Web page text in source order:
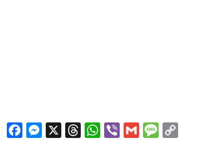
Facebook
Messenger
X Threads
WhatsApp
ViberGmail